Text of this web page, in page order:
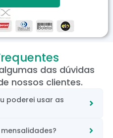
das dúvidas
nossos clientes.
poderei usar as